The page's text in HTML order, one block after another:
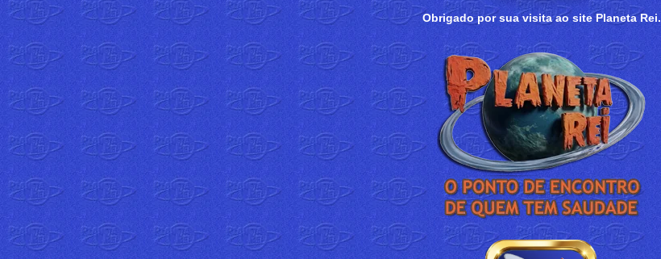
Obrigado por sua visita ao site Planeta Rei.